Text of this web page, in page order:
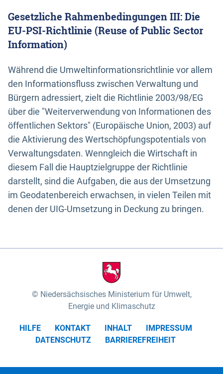
Gesetzliche Rahmenbedingungen III: Die
EU-PSI-Richtlinie (Reuse of Public Sector
Information)
Während die Umweltinformationsrichtlinie vor allem
den Informationsfluss zwischen Verwaltung und
Bürgern adressiert, zielt die Richtlinie 2003/98/EG
über die "Weiterverwendung von Informationen des
öffentlichen Sektors" (Europäische Union, 2003) auf
die Aktivierung des Wertschöpfungspotentials von
Verwaltungsdaten. Wenngleich die Wirtschaft in
diesem Fall die Hauptzielgruppe der Richtlinie
darstellt, sind die Aufgaben, die aus der Umsetzung
im Geodatenbereich erwachsen, in vielen Teilen mit
denen der UIG-Umsetzung in Deckung zu bringen.
Niedersächsisches Ministerium für Umwelt,
Energie und Klimaschutz
HILFE KONTAKT INHALT
IMPRESSUM
DATENSCHUTZ
BARRIEREFREIHEIT